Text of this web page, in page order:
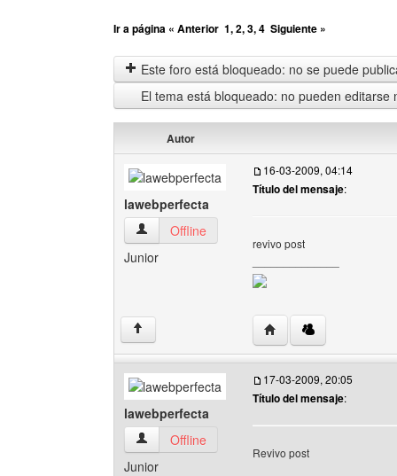
Ir a página « Anterior 1,2,3,4 Siguiente »
Este foro está bloqueado: no se puede
El tema está bloqueado: no pueden editarse
Autor
lawebperfecta
lawebperfecta Ver perfil del usuario
Offline
Junior
16-03-2009, 04:14
Título del mensaje:
revivo post
↑ Visitar sitio web del
lawebperfecta
lawebperfecta Ver perfil del usuario
Offline
Junior
17-03-2009, 20:05
Título del mensaje:
Revivo post